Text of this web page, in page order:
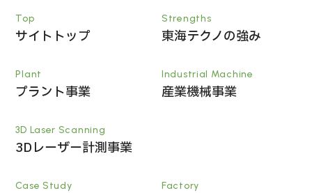
Top
サイトトップ
Strengths
東海テクノの強み
Plant
プラント事業
Industrial Machine
産業機械事業
3D Laser Scanning
3Dレーザー計測事業
Case Study Factory